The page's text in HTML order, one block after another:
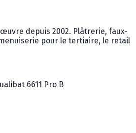
depuis 2002. Plâtrerie, faux-
pour le tertiaire, le retail
6611 Pro B